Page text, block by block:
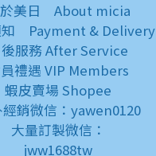
美日 About micia
知 Payment & Delivery
服務 After Service
禮遇 VIP Members
蝦皮賣場 Shopee
經銷微信：yawen0120
大量訂製微信：
jww1688tw